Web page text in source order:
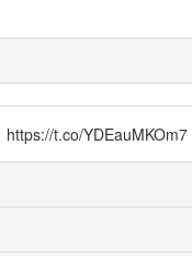
t.co/YDEauMKOm7